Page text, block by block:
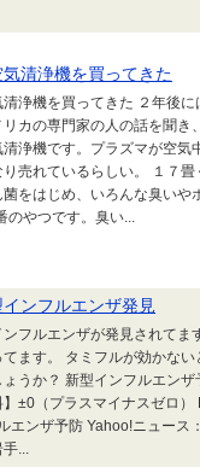
清浄機を買ってきた
浄機を買ってきた ２年後
カの専門家の人の話を聞き
浄機です。プラズマが空
売れているらしい。 １７
をはじめ、いろんな臭い
のやつです。臭い...
ンフルエンザ発見
フルエンザが発見されて
ます。 タミフルが効かな
うか？ 新型インフルエン
±0（プラスマイナスゼロ
エンザ予防 Yahoo!ニュース
...